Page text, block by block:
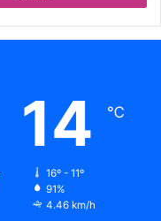
14 ℃
16º - 11º
91%
4.46 km/h